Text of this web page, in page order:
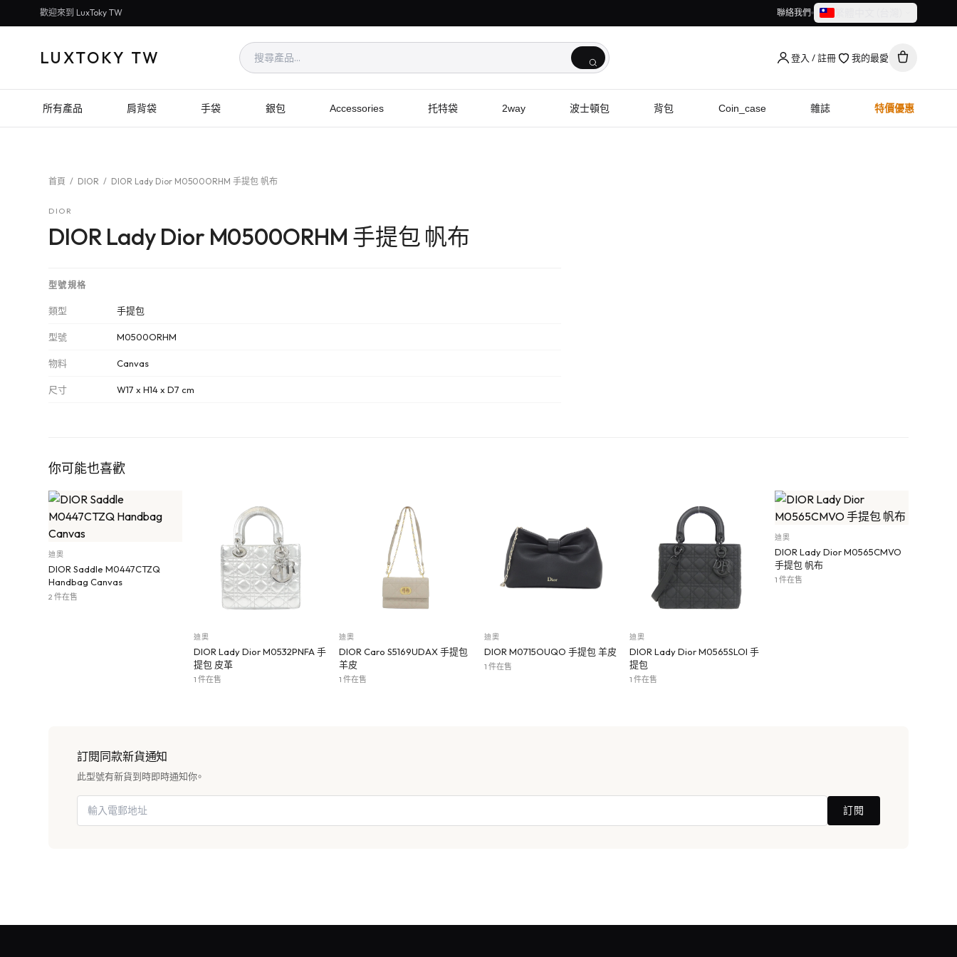
歡迎來到 LuxToky TW 聯絡我們
繁體中文（台灣）
LUXTOKY TW 登入 / 註冊 我的最愛
所有產品 肩背袋 手袋 銀包 Accessories 托特袋 2way 波士頓包 背包 Coin_case 雜誌 特價優惠
首頁 / DIOR / DIOR Lady Dior M0500ORHM 手提包 帆布
DIOR
DIOR Lady Dior M0500ORHM 手提包 帆布
型號規格
類型 手提包
型號 M0500ORHM
物料 Canvas
尺寸 W17 x H14 x D7 cm
你可能也喜歡
迪奧
DIOR Saddle M0447CTZQ
Handbag Canvas
2 件在售
迪奧
DIOR Lady Dior M0532PNFA 手
提包 皮革
1 件在售
迪奧
DIOR Caro S5169UDAX 手提包
羊皮
1 件在售
迪奧
DIOR M0715OUQO 手提包 羊皮
1 件在售
迪奧
DIOR Lady Dior M0565SLOI 手
提包
1 件在售
迪奧
DIOR Lady Dior M0565CMVO
手提包 帆布
1 件在售
訂閱同款新貨通知
此型號有新貨到時即時通知你。
訂閱